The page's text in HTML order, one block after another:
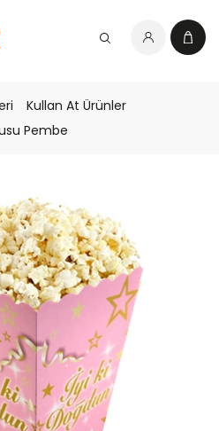
Kullan At Ürünler
Pembe